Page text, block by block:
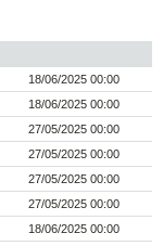
18/06/2025 00:00
18/06/2025 00:00
27/05/2025 00:00
27/05/2025 00:00
27/05/2025 00:00
27/05/2025 00:00
18/06/2025 00:00